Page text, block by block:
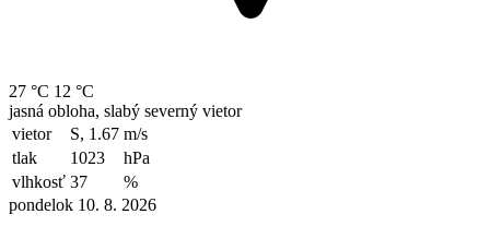
27 °C 12 °C
jasná obloha, slabý severný vietor
vietor
S, 1.67 m/s
tlak
1023
hPa
vlhkosť 37
%
pondelok 10. 8. 2026